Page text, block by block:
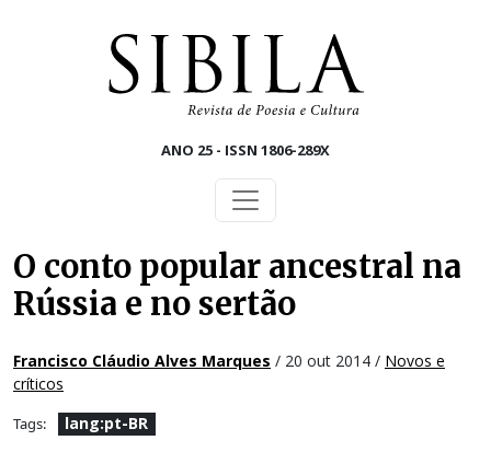
ANO 25 - ISSN 1806-289X
O conto popular ancestral na
Rússia e no sertão
Francisco Cláudio Alves Marques / 20 out 2014 / Novos e
críticos
Tags: lang:pt-BR